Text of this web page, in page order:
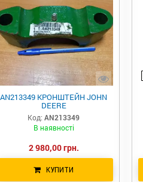
AN213349 КРОНШТЕЙН JOHN
DEERE
Код: AN213349
В наявності
2 980,00 грн.
КУПИТИ